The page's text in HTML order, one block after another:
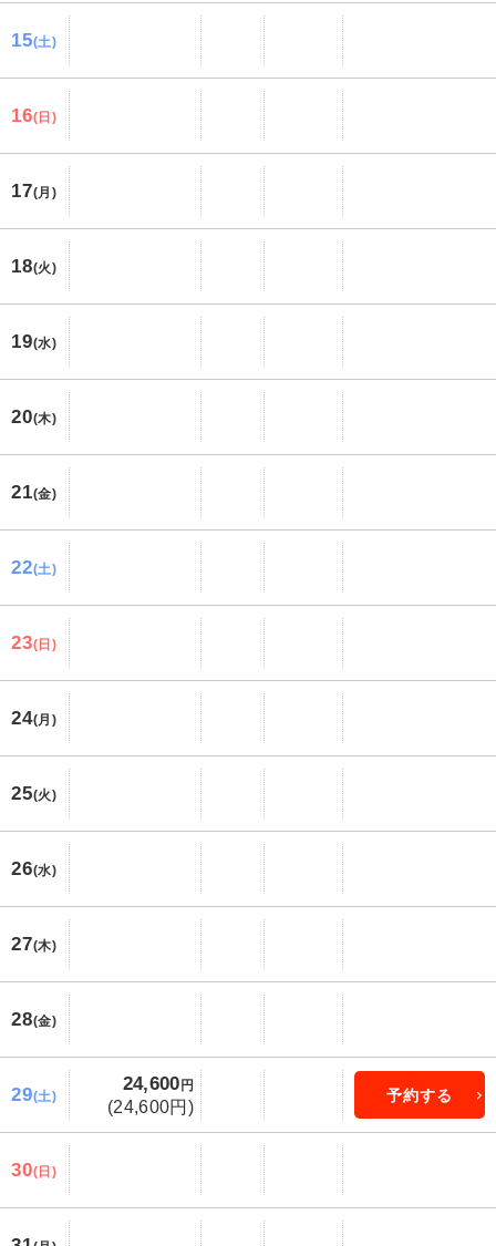
15(土)
16(日)
17(月)
18(火)
19(水)
20(木)
21(金)
22(土)
23(日)
24(月)
25(火)
26(水)
27(木)
28(金)
29(土)
24,600円
(24,600円)
予約する
30(日)